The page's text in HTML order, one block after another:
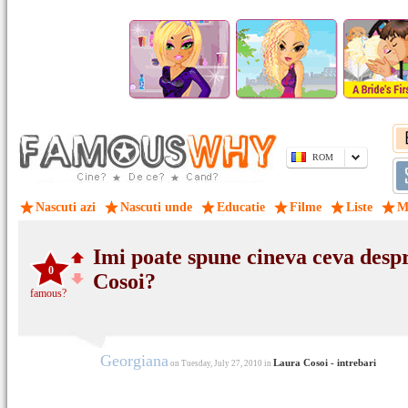
ROM
Nascuti azi Nascuti unde Educatie Filme Liste
0
famous?
Imi poate spune cineva ceva
Cosoi?
Georgiana on Tuesday, July 27, 2010 in Laura Cosoi - intrebari